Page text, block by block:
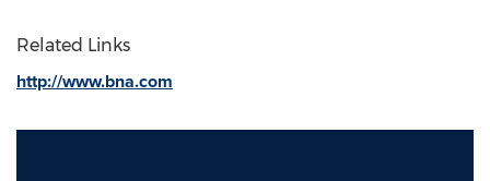
Related Links
http://www.bna.com